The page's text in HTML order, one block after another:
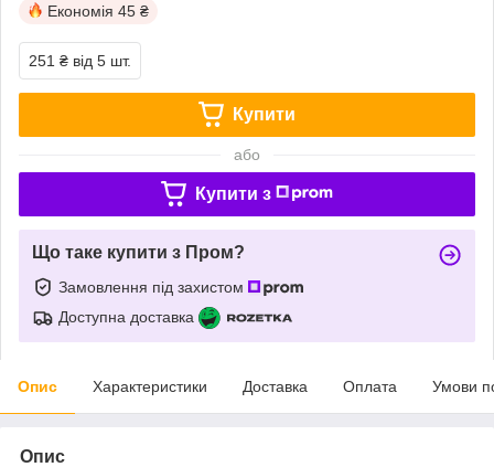
Економія 45 ₴
251 ₴ від 5 шт.
Купити
або
Купити з
Що таке купити з Пром?
Замовлення під захистом
Доступна доставка
Опис Характеристики Доставка Оплата Умови
Опис